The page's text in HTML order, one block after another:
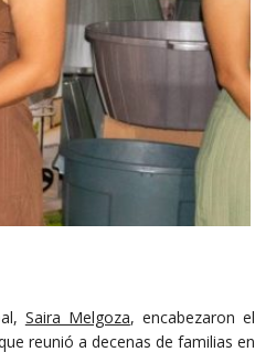
Saira Melgoza, encabezaron el
reunió a decenas de familias en